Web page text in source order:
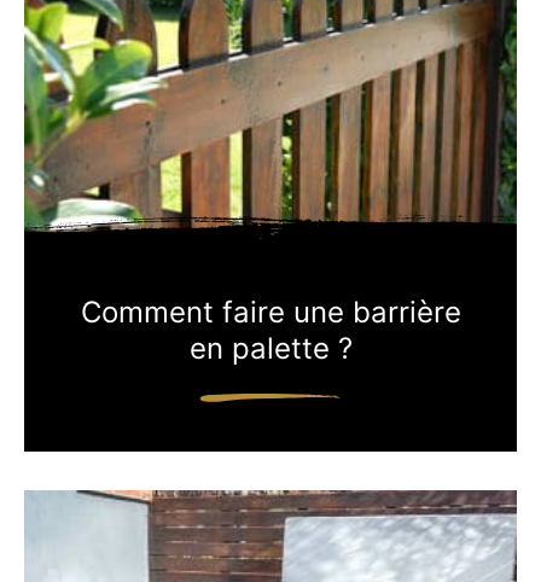
Comment faire une barrière
en palette ?